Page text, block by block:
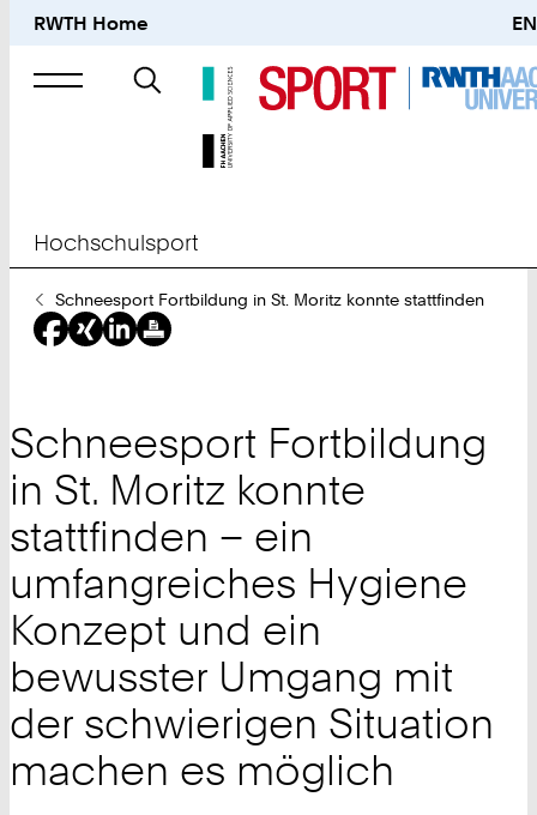
RWTH Home EN
Suche
nach
Hochschulsport
Sie
sind
hier:
Schneesport Fortbildung in St. Moritz konnte stattfinden
Schneesport Fortbildung
in St. Moritz konnte
stattfinden – ein
umfangreiches Hygiene
Konzept und ein
bewusster Umgang mit
der schwierigen Situation
machen es möglich